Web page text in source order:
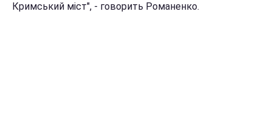
Кримський міст", - говорить Романенко.